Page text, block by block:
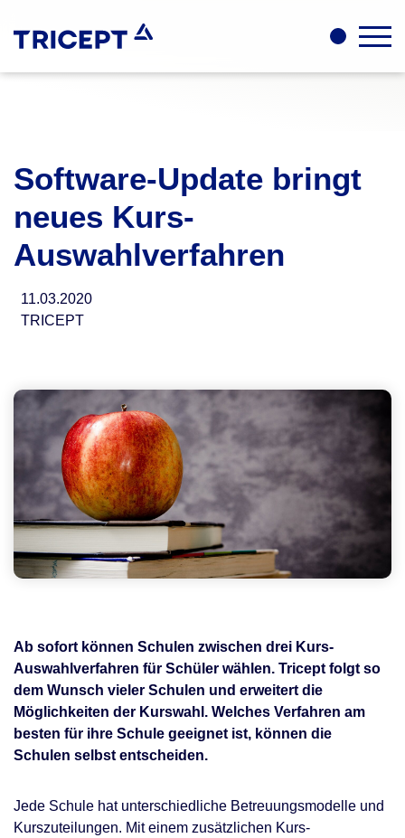
Software-Update bringt
neues Kurs-
Auswahlverfahren
11.03.2020
TRICEPT
Ab sofort können Schulen zwischen drei Kurs-
Auswahlverfahren für Schüler wählen. Tricept folgt so
dem Wunsch vieler Schulen und erweitert die
Möglichkeiten der Kurswahl. Welches Verfahren am
besten für ihre Schule geeignet ist, können die
Schulen selbst entscheiden.
Jede Schule hat unterschiedliche Betreuungsmodelle und
Kurszuteilungen. Mit einem zusätzlichen Kurs-